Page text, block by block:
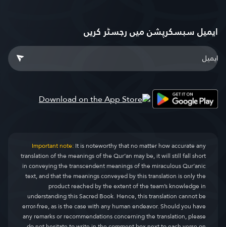
ایمیل سبسکرپشن میں رجسٹر کریں
Important note:It is noteworthy that no matter how accurate any
translation of the meanings of the Qur’an may be, it will still fall short
in conveying the transcendent meanings of the miraculous Qur’anic
text, and that the meanings conveyed by this translation is only the
product reached by the extent of the team’s knowledge in
understanding this Sacred Book. Hence, this translation cannot be
error-free, as is the case with any human endeavor. Should you have
any remarks or recommendations concerning the translation, please